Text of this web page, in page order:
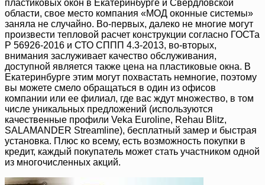
пластиковых окон в Екатеринбурге и Свердловской
области, свое место компания «МОД оконные системы»
заняла не случайно. Во-первых, далеко не многие могут
произвести тепловой расчет конструкции согласно ГОСТа
Р 56926-2016 и СТО СППП 4.3-2013, во-вторых,
внимания заслуживает качество обслуживания,
доступной является также цена на пластиковые окна. В
Екатеринбурге этим могут похвастать немногие, поэтому
вы можете смело обращаться в один из офисов
компании или ее филиал, где вас ждут множество, в том
числе уникальных предложений (используются
качественные профили Veka Euroline, Rehau Blitz,
SALAMANDER Streamline), бесплатный замер и быстрая
установка. Плюс ко всему, есть возможность покупки в
кредит, каждый покупатель может стать участником одной
из многочисленных акций.